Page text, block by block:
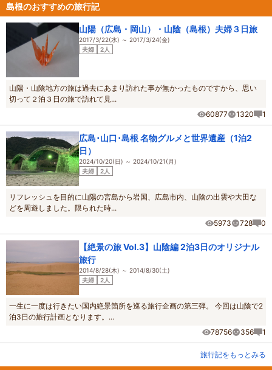
島根のおすすめの旅行記
山陽（広島・岡山）・山陰（島根）夫婦３日旅
2017/3/22(水) ～ 2017/3/24(金)
夫婦
2人
山陽・山陰地方の旅は過去にあまり訪れた事が無かったものですから、思い
切って２泊３日の旅で訪れて見...
60877
1320 1
広島･山口･島根 名物グルメと世界遺産（1泊2
日）
2024/10/20(日) ～ 2024/10/21(月)
夫婦
2人
リフレッシュを目的に山陽の宮島から岩国、広島市内、山陰の出雲や大田な
どを周遊しました。限られた時...
5973
728 0
【絶景の旅 Vol.3】山陰編 2泊3日のオリジナル
旅行
2014/8/28(木) ～ 2014/8/30(土)
夫婦
2人
一生に一度は行きたい国内絶景箇所を巡る旅行企画の第三弾。 今回は山陰で2
泊3日の旅行計画となります。...
78756
356 1
旅行記をもっとみる